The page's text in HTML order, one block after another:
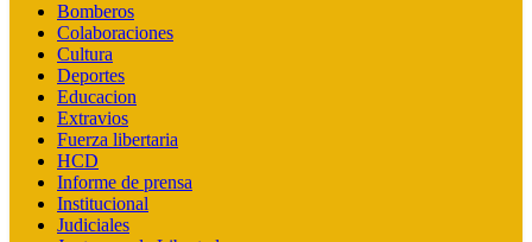
Bomberos
Colaboraciones
Cultura
Deportes
Educacion
Extravios
Fuerza libertaria
HCD
Informe de prensa
Institucional
Judiciales